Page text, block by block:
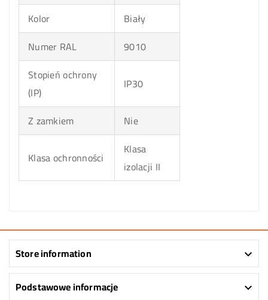
Kolor
Biały
Numer RAL
9010
Stopień ochrony
(IP)
IP30
Z zamkiem Nie
Klasa ochronności
Klasa
izolacji II
Store information 
Podstawowe informacje 